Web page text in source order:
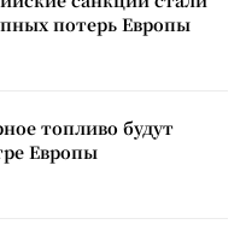
потерь Европы
топливо будут
Европы